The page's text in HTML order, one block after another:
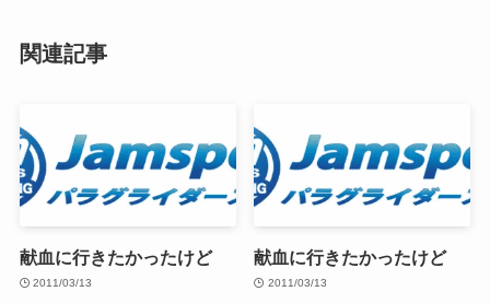
関連記事
献血に行きたかったけど
2011/03/13
献血に行きたかったけど
2011/03/13